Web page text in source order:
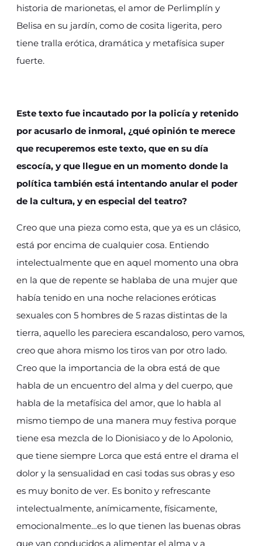
historia de marionetas, el amor de Perlimplín y
Belisa en su jardín, como de cosita ligerita, pero
tiene tralla erótica, dramática y metafísica super
fuerte.
Este texto fue incautado por la policía y retenido
por acusarlo de inmoral, ¿qué opinión te merece
que recuperemos este texto, que en su día
escocía, y que llegue en un momento donde la
política también está intentando anular el poder
de la cultura, y en especial del teatro?
Creo que una pieza como esta, que ya es un clásico,
está por encima de cualquier cosa. Entiendo
intelectualmente que en aquel momento una obra
en la que de repente se hablaba de una mujer que
había tenido en una noche relaciones eróticas
sexuales con 5 hombres de 5 razas distintas de la
tierra, aquello les pareciera escandaloso, pero vamos,
creo que ahora mismo los tiros van por otro lado.
Creo que la importancia de la obra está de que
habla de un encuentro del alma y del cuerpo, que
habla de la metafísica del amor, que lo habla al
mismo tiempo de una manera muy festiva porque
tiene esa mezcla de lo Dionisiaco y de lo Apolonio,
que tiene siempre Lorca que está entre el drama el
dolor y la sensualidad en casi todas sus obras y eso
es muy bonito de ver. Es bonito y refrescante
intelectualmente, anímicamente, físicamente,
emocionalmente…es lo que tienen las buenas obras
que van conducidos a alimentar el alma y a